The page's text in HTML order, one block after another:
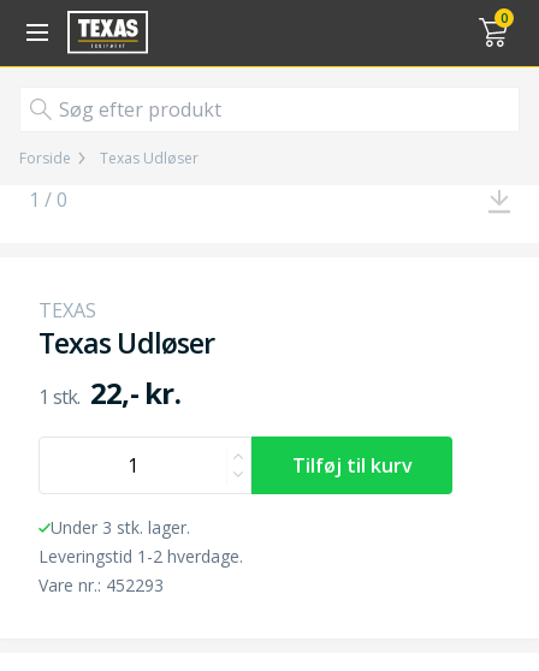
0
Gå til kurv (
Forside Texas Udløser
1 / 0
TEXAS
Texas Udløser
22,- kr.
Under 3 stk. lager.
Leveringstid 1-2 hverdage.
Vare nr.: 452293